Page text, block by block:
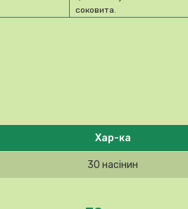
соковита.
Хар-ка
30 насінин